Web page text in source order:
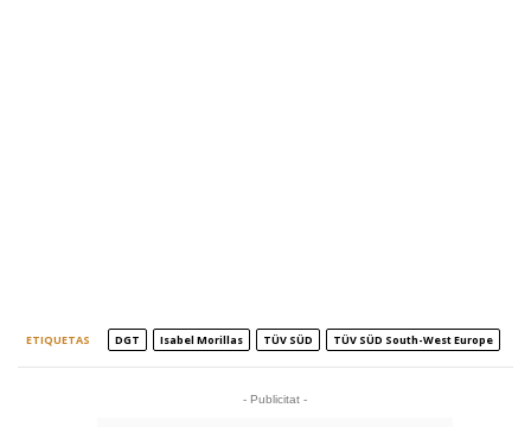
ETIQUETAS DGT Isabel Morillas TÜV SÜD TÜV SÜD South-West Europe
- Publicitat -